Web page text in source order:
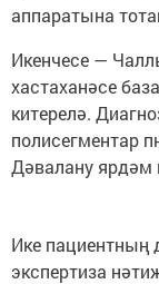
аппаратына
Икенчесе —
хастаханәсе
китерелә.
полисегментар
Дәвалану ярдәм
Ике пациентның
экспертиза